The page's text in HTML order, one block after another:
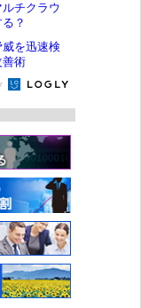
チクラウ
？
を迅速検
善術